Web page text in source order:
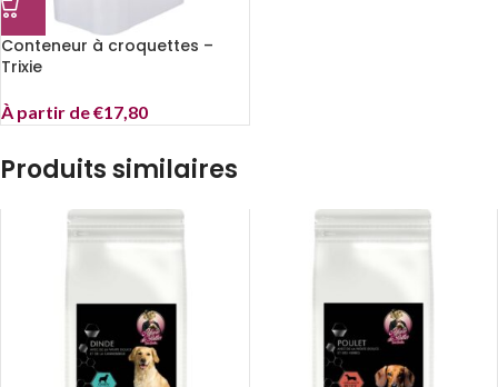
Conteneur à croquettes –
Trixie
À partir de€17,80
Produits similaires